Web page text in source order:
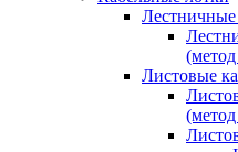
Лестничные
Листовые